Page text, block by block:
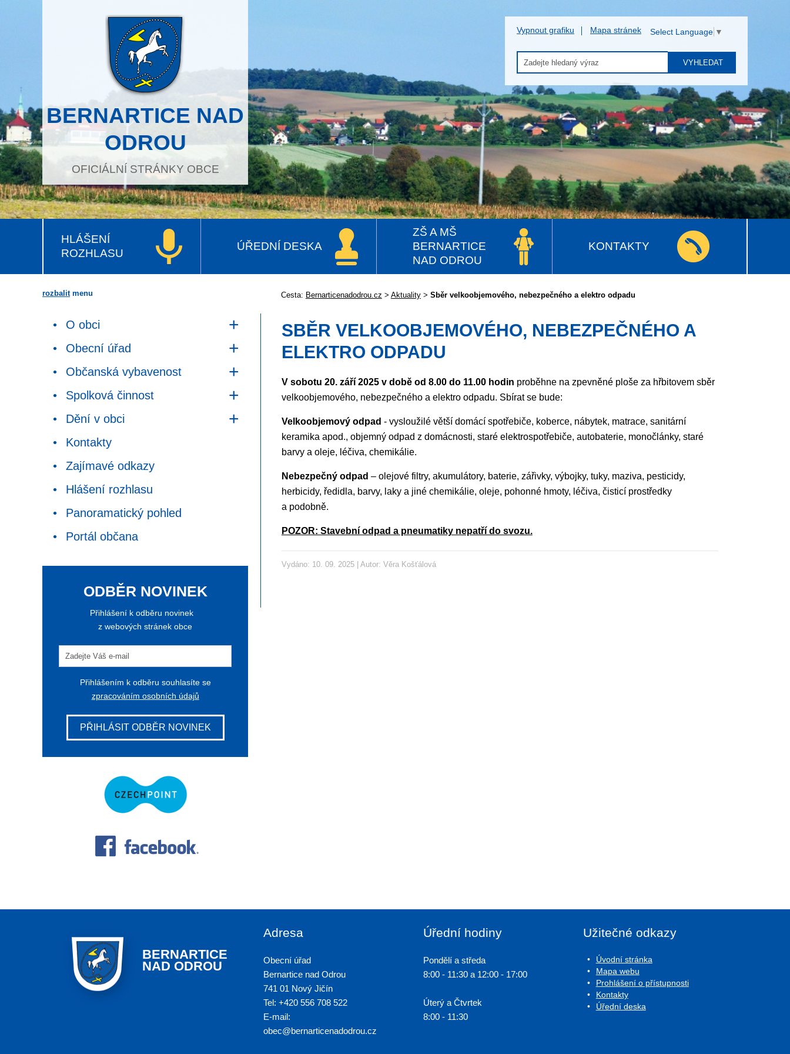
BERNARTICE NAD
ODROU
OFICIÁLNÍ STRÁNKY OBCE
Vypnout grafiku Mapa stránek Select Language ▼
VYHLEDAT
HLÁŠENÍ
ROZHLASU
ÚŘEDNÍ DESKA
ZŠ A MŠ
BERNARTICE
NAD ODROU
KONTAKTY
Cesta: Bernarticenadodrou.cz > Aktuality> Sběr velkoobjemového, nebezpečného a elektro odpadu
SBĚR VELKOOBJEMOVÉHO, NEBEZPEČNÉHO A
ELEKTRO ODPADU
V sobotu 20. září 2025 v době od 8.00 do 11.00 hodin proběhne na zpevněné ploše za hřbitovem sběr
velkoobjemového, nebezpečného a elektro odpadu. Sbírat se bude:
Velkoobjemový odpad - vysloužilé větší domácí spotřebiče, koberce, nábytek, matrace, sanitární
keramika apod., objemný odpad z domácnosti, staré elektrospotřebiče, autobaterie, monočlánky, staré
barvy a oleje, léčiva, chemikálie.
Nebezpečný odpad – olejové filtry, akumulátory, baterie, zářivky, výbojky, tuky, maziva, pesticidy,
herbicidy, ředidla, barvy, laky a jiné chemikálie, oleje, pohonné hmoty, léčiva, čisticí prostředky
a podobně.
POZOR: Stavební odpad a pneumatiky nepatří do svozu.
Vydáno: 10. 09. 2025 | Autor: Věra Košťálová
rozbalitmenu
O obci
Obecní úřad
Občanská vybavenost
Spolková činnost
Dění v obci
Kontakty
Zajímavé odkazy
Hlášení rozhlasu
Panoramatický pohled
Portál občana
ODBĚR NOVINEK
Přihlášení k odběru novinek
z webových stránek obce
Přihlášením k odběru souhlasíte se
zpracováním osobních údajů
PŘIHLÁSIT ODBĚR NOVINEK
BERNARTICE
NAD ODROU
Adresa
Obecní úřad
Bernartice nad Odrou
741 01 Nový Jičín
Tel: +420 556 708 522
E-mail:
obec@bernarticenadodrou.cz
Úřední hodiny
Pondělí a středa
8:00 - 11:30 a 12:00 - 17:00
Úterý a Čtvrtek
8:00 - 11:30
Užitečné odkazy
Úvodní stránka
Mapa webu
Prohlášení o přístupnosti
Kontakty
Úřední deska